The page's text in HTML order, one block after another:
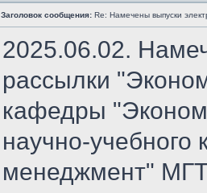
Заголовок сообщения: Re: Намечены выпуски
2025.06.02.
рассылки
кафедры
научно-
менеджмент"